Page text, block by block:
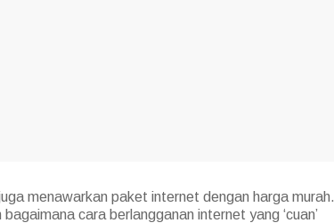
menawarkan paket internet dengan harga murah.
cara berlangganan internet yang ‘cuan’